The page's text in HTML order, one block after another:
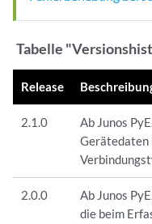
Tabelle
Release
2.1.0
Ab Junos
Gerätedaten
2.0.0
Ab Junos
die beim